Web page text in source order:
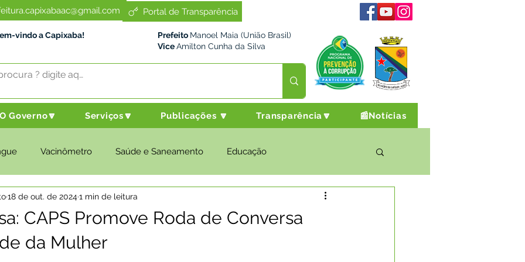
Portal de Transparência
vindo a Capixaba! Prefeito Manoel Maia (União Brasil)
ViceAmilton Cunha da Silva
O Governo🔽 Serviços🔽 Publicações 🔽 Transparência🔽 📰Notícias
Vacinômetro Saúde e Saneamento Educação
e Meio Ambiente Desenvolvimento Social Desporto Cultura e Lazer
e Governo
CAPS Promove Roda de Conversa
da Mulher
18 de out. de 20241 min de leitura